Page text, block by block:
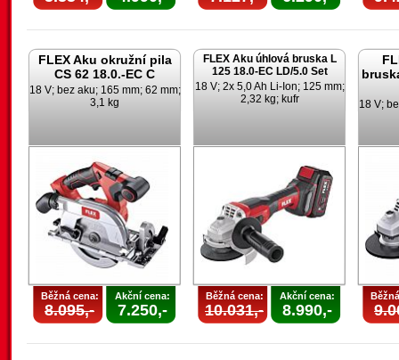
FLEX Aku okružní pila
CS 62 18.0.-EC C
18 V; bez aku; 165 mm; 62 mm;
3,1 kg
Běžná cena:
8.095,-
Akční cena:
7.250,-
FLEX Aku úhlová bruska L
125 18.0-EC LD/5.0 Set
18 V; 2x 5,0 Ah Li-Ion; 125 mm;
2,32 kg; kufr
Běžná cena:
10.031,-
Akční cena:
8.990,-
18 V;